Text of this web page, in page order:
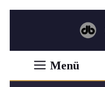
Menü